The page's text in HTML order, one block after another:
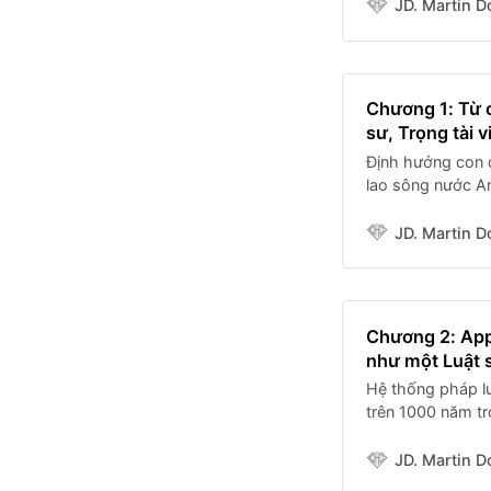
JD. Martin
Chương 1: Từ
sư, Trọng tài
Định hướng con
lao sông nước
chân chất
JD. Martin
Chương 2:
như một Luật
Hệ thống pháp
trên 1000 năm
các văn bản
JD. Martin